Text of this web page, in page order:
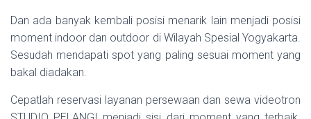
Dan ada banyak kembali posisi menarik lain menjadi posisi
moment indoor dan outdoor di Wilayah Spesial Yogyakarta.
Sesudah mendapati spot yang paling sesuai moment yang
bakal diadakan.
Cepatlah reservasi layanan persewaan dan sewa videotron